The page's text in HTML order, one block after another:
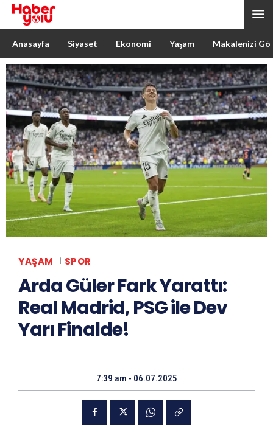
Anasayfa Siyaset Ekonomi Yaşam Makalenizi
YAŞAM SPOR
Arda Güler Fark Yarattı:
Real Madrid, PSG ile Dev
Yarı Finalde!
7:39 am - 06.07.2025